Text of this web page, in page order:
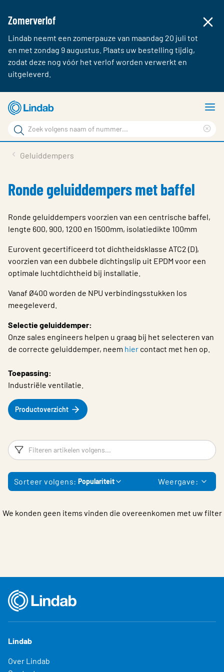
Zomerverlof
Lindab neemt een zomerpauze van maandag 20 juli tot
en met zondag 9 augustus. Plaats uw bestelling tijdig,
zodat deze nog vóór het verlof worden verwerkt en
uitgeleverd.
naar
hoofdinhoud
Zoek
Zoek
Contact
Choose languge
Geluiddempers
Ronde geluiddempers met baffel
Ronde geluiddempers voorzien van een centrische baffel,
lengte 600, 900, 1200 en 1500mm, isolatiedikte 100mm
Eurovent gecertificeerd tot dichtheidsklasse ATC2 (D),
voorzien van een dubbele dichtingslip uit EPDM voor een
optimale luchtdichtheid bij installatie.
Vanaf Ø400 worden de NPU verbindingsstukken los
meegeleverd.
Selectie geluiddemper:
Onze sales engineers helpen u graag bij het selecteren van
de correcte geluiddemper, neem hier contact met hen op.
Toepassing:
Industriële ventilatie.
Productoverzicht
Filters
Sorteer volgens: Populariteit Weergave:
We konden geen items vinden die overeenkomen met uw filter
Lindab
Over Lindab